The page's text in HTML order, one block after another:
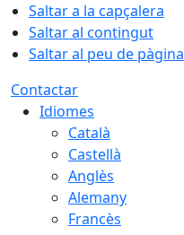
Saltar a la capçalera
Saltar al contingut
Saltar al peu de pàgina
Contactar
Idiomes
Català
Castellà
Anglès
Alemany
Francès